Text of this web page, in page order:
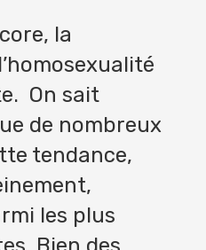
la
On sait
de nombreux
tendance,
les plus